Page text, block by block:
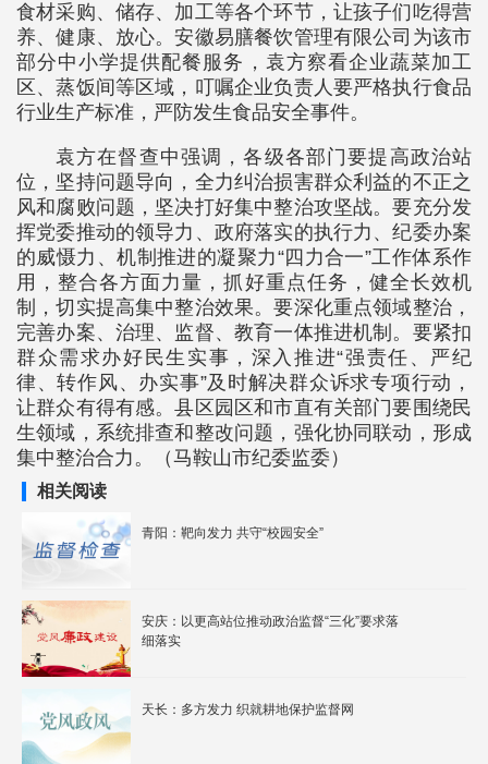
食材采购、储存、加工等各个环节，让孩子们吃得营
养、健康、放心。安徽易膳餐饮管理有限公司为该市
部分中小学提供配餐服务，袁方察看企业蔬菜加工
区、蒸饭间等区域，叮嘱企业负责人要严格执行食品
行业生产标准，严防发生食品安全事件。
袁方在督查中强调，各级各部门要提高政治站
位，坚持问题导向，全力纠治损害群众利益的不正之
风和腐败问题，坚决打好集中整治攻坚战。要充分发
挥党委推动的领导力、政府落实的执行力、纪委办案
的威慑力、机制推进的凝聚力“四力合一”工作体系作
用，整合各方面力量，抓好重点任务，健全长效机
制，切实提高集中整治效果。要深化重点领域整治，
完善办案、治理、监督、教育一体推进机制。要紧扣
群众需求办好民生实事，深入推进“强责任、严纪
律、转作风、办实事”及时解决群众诉求专项行动，
让群众有得有感。县区园区和市直有关部门要围绕民
生领域，系统排查和整改问题，强化协同联动，形成
集中整治合力。（马鞍山市纪委监委）
相关阅读
青阳：靶向发力 共守“校园安全”
安庆：以更高站位推动政治监督“三化”要求落
细落实
天长：多方发力 织就耕地保护监督网